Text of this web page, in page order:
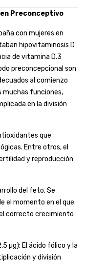
Preconceptivo
con mujeres en
hipovitaminosis D
de vitamina D.3
preconcepcional son
al comienzo
muchas funciones,
en la división
que
Entre otros, el
y reproducción
del feto. Se
el momento en el que
correcto crecimiento
µg): El ácido fólico y la
y división